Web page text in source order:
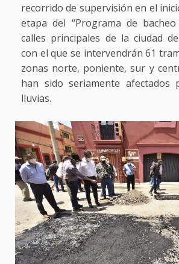
recorrido de supervisión en el
etapa del “Programa de
calles principales de la ciudad de
con el que se intervendrán 61
zonas norte, poniente, sur y
han sido seriamente afectados
lluvias.